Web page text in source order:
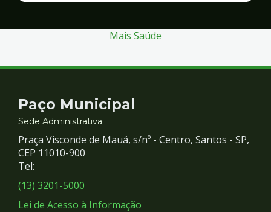
Segurança
Mais Saúde
Contato
e
Redes
Sociais
Paço Municipal
Sede Administrativa
Praça Visconde de Mauá, s/nº - Centro, Santos - SP,
CEP 11010-900
Tel:
(13) 3201-5000
Lei de Acesso à Informação